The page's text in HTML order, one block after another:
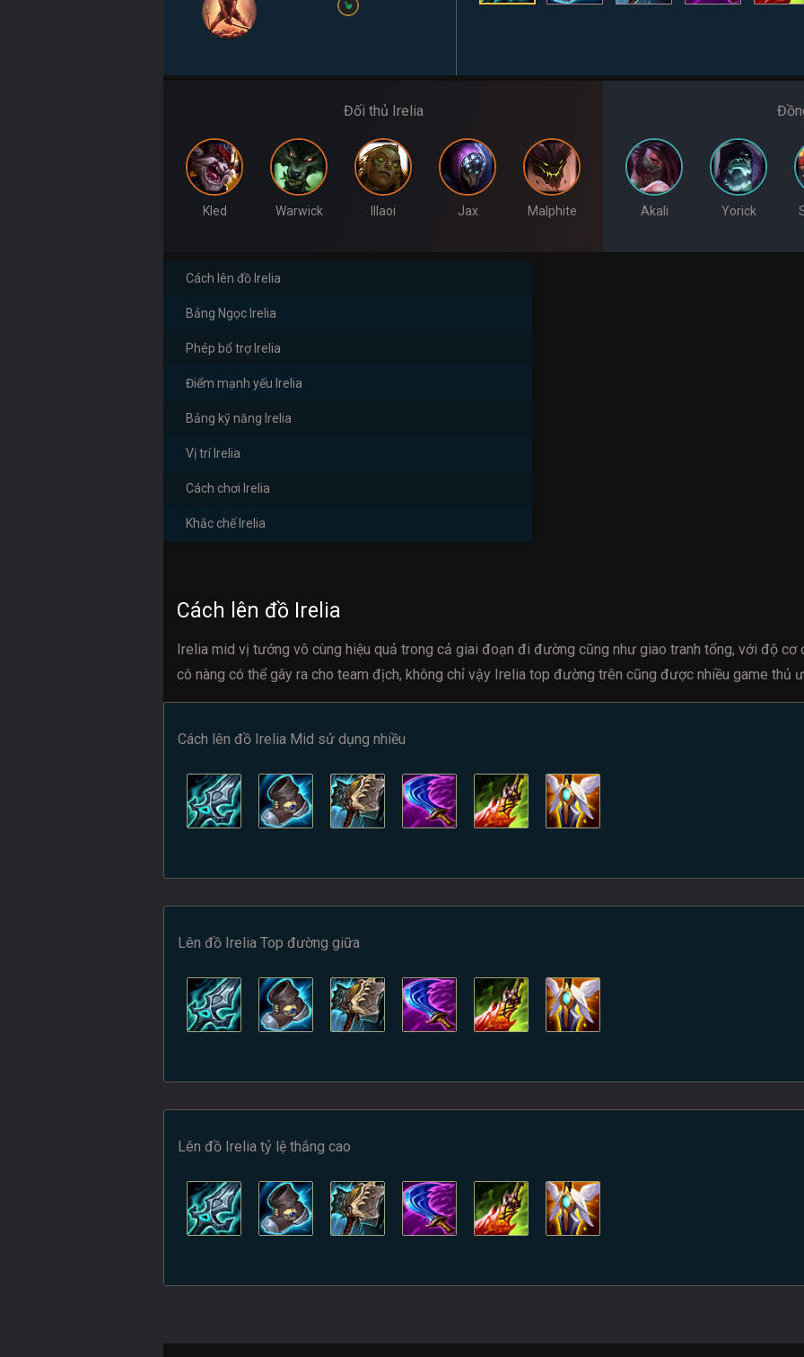
Đối thủ Irelia
Kled Warwick Illaoi Jax Malphite Akali Yorick
Cách lên đồ Irelia
Bảng Ngọc Irelia
Phép bổ trợ Irelia
Điểm mạnh yếu Irelia
Bảng kỹ năng Irelia
Vị trí Irelia
Cách chơi Irelia
Khắc chế Irelia
Cách lên đồ Irelia
Irelia mid vị tướng vô cùng hiệu quả trong cả giai đoạn đi đường cũng như giao tranh tổng, với độ cơ
cô nàng có thể gây ra cho team địch, không chỉ vậy Irelia top đường trên cũng được nhiều game thủ
Cách lên đồ Irelia Mid sử dụng nhiều
Lên đồ Irelia Top đường giữa
Lên đồ Irelia tỷ lệ thắng cao